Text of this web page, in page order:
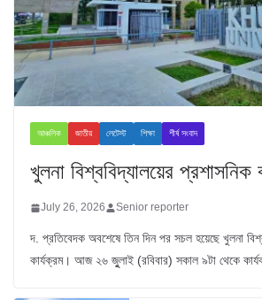
আঞ্চলিক জাতীয় লেটেস্ট শিক্ষা শীর্ষ সংবাদ
খুলনা বিশ্ববিদ্যালয়ের প্রশাসনিক
July 26, 2026 Senior reporter
দ. প্রতিবেদক অবশেষে তিন দিন পর সচল হয়েছে খুলনা
কার্যক্রম। আজ ২৬ জুুলাই (রবিবার) সকাল ৯টা থেকে